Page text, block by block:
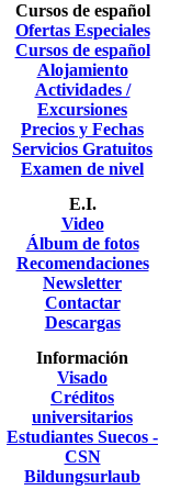
Cursos de español
Ofertas Especiales
Cursos de español
Alojamiento
Actividades /
Excursiones
Precios y Fechas
Servicios Gratuitos
Examen de nivel
E.I.
Video
Álbum de fotos
Recomendaciones
Newsletter
Contactar
Descargas
Información
Visado
Créditos
universitarios
Estudiantes Suecos -
CSN
Bildungsurlaub